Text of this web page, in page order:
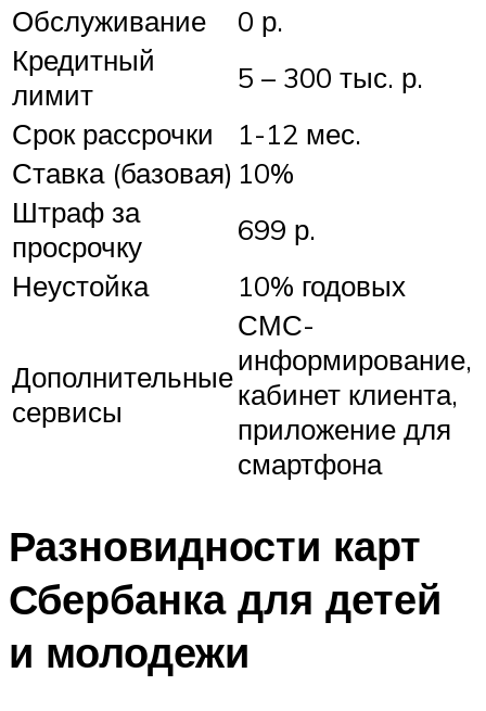
Обслуживание
0 р.
Кредитный
лимит
5 – 300 тыс. р.
Срок рассрочки
1-12 мес.
Ставка (базовая) 10%
Штраф за
просрочку
699 р.
Неустойка
10% годовых
Дополнительные
сервисы
СМС-
информирование,
кабинет клиента,
приложение для
смартфона
Разновидности карт
Сбербанка для детей
и молодежи